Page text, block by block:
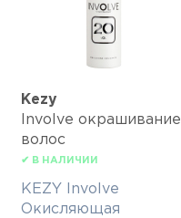
Kezy
Involve окрашивание
волос
✔ В НАЛИЧИИ
KEZY Involve
Окисляющая